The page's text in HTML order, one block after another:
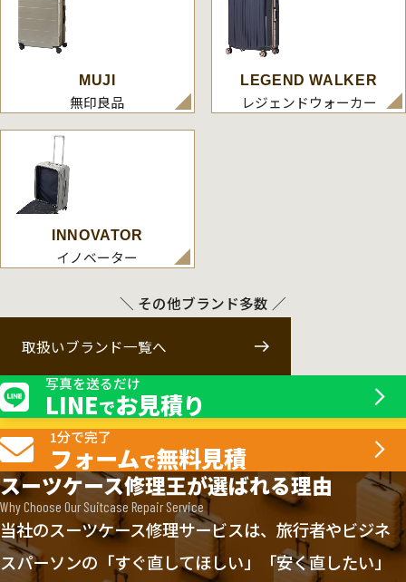
MUJI
無印良品
LEGEND WALKER
レジェンドウォーカー
INNOVATOR
イノベーター
＼ その他ブランド多数 ／
取扱いブランド一覧へ
写真を送るだけ
LINEでお見積り
1分で完了
フォームで無料見積
スーツケース修理王が選ばれる理由
Why Choose Our Suitcase Repair Service
当社のスーツケース修理サービスは、旅行者やビジネ
スパーソンの「すぐ直してほしい」「安く直したい」